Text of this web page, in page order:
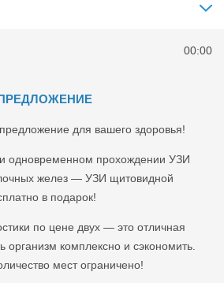
00:00
для вашего здоровья!
одновременном прохождении УЗИ
желез — УЗИ щитовидной
в подарок!
по цене двух — это отличная
организм комплексно и сэкономить.
мест ограничено!